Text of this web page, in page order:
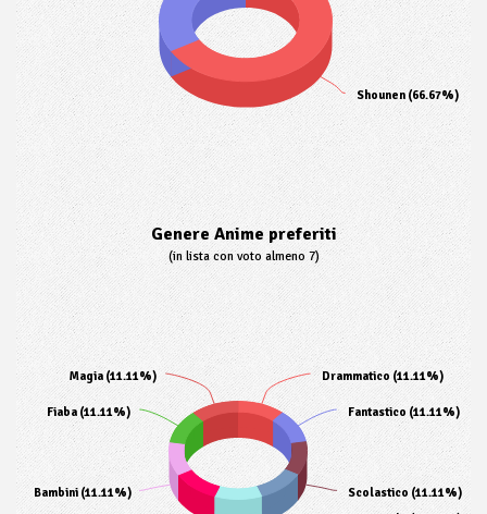
Shounen (66.67%)
Genere Anime preferiti
(in lista con voto almeno 7)
Drammatico (11.11%)
Fantastico (11.11%)
Scolastico (11.11%)
Bambini (11.11%)
Fiaba (11.11%)
Magia (11.11%)